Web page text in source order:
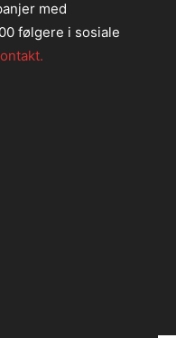
med
følgere i sosiale